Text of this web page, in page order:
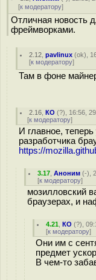
[к модератору]
Отличная новость
фреймворками.
2.12 ,pavlinux (ok),
[к модератору]
Там в фоне
2.16 ,КО (?), 16:56,
[к модератору]
И главное,
разработчика
https://
3.17 ,Аноним (-),
[к модератору]
мозилловский
браузерах, и
4.21 ,КО (?),
[к модератору]
Они им с
предмет
В чем-то